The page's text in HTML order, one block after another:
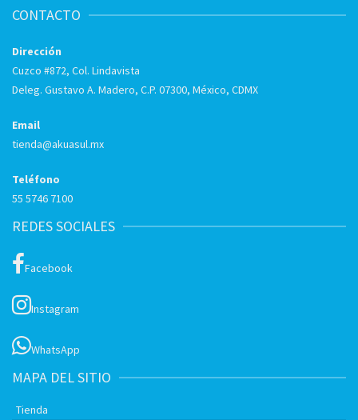
CONTACTO
Dirección
Cuzco #872, Col. Lindavista
Deleg. Gustavo A. Madero, C.P. 07300, México, CDMX
Email
tienda@akuasul.mx
Teléfono
55 5746 7100
REDES SOCIALES
Facebook
Instagram
WhatsApp
MAPA DEL SITIO
Tienda